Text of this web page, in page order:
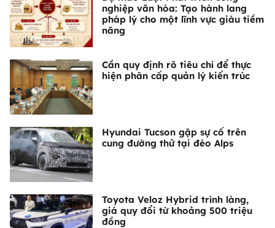
nghiệp văn hóa: Tạo hành lang
pháp lý cho một lĩnh vực giàu tiềm
năng
Cần quy định rõ tiêu chí để thực
hiện phân cấp quản lý kiến trúc
Hyundai Tucson gặp sự cố trên
cung đường thử tại đèo Alps
Toyota Veloz Hybrid trình làng,
giá quy đổi từ khoảng 500 triệu
đồng